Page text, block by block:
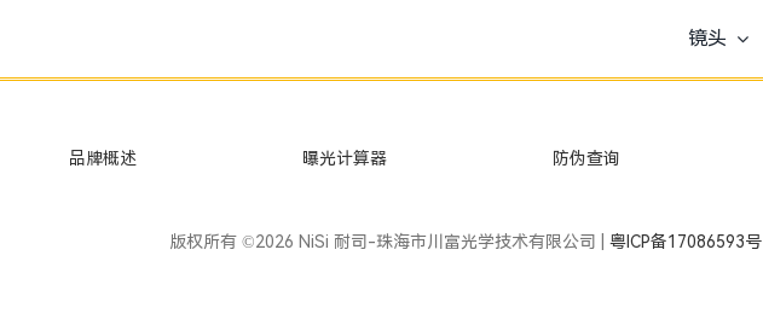
镜头
品牌概述 曝光计算器 防伪查询
版权所有 ©2026 NiSi 耐司-珠海市川富光学技术有限公司 | 粤ICP备17086593号